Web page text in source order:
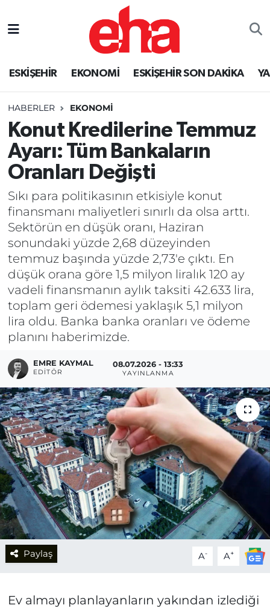
ESKİŞEHİR EKONOMİ ESKİŞEHİR SON DAKİKA
HABERLER EKONOMİ
Konut Kredilerine Temmuz
Ayarı: Tüm Bankaların
Oranları Değişti
Sıkı para politikasının etkisiyle konut
finansmanı maliyetleri sınırlı da olsa arttı.
Sektörün en düşük oranı, Haziran
sonundaki yüzde 2,68 düzeyinden
temmuz başında yüzde 2,73'e çıktı. En
düşük orana göre 1,5 milyon liralık 120 ay
vadeli finansmanın aylık taksiti 42.633 lira,
toplam geri ödemesi yaklaşık 5,1 milyon
lira oldu. Banka banka oranları ve ödeme
planını haberimizde.
EMRE KAYMAL
EDITÖR
08.07.2026 - 13:33
YAYINLANMA
Paylaş A- A+
Ev almayı planlayanların yakından izlediği